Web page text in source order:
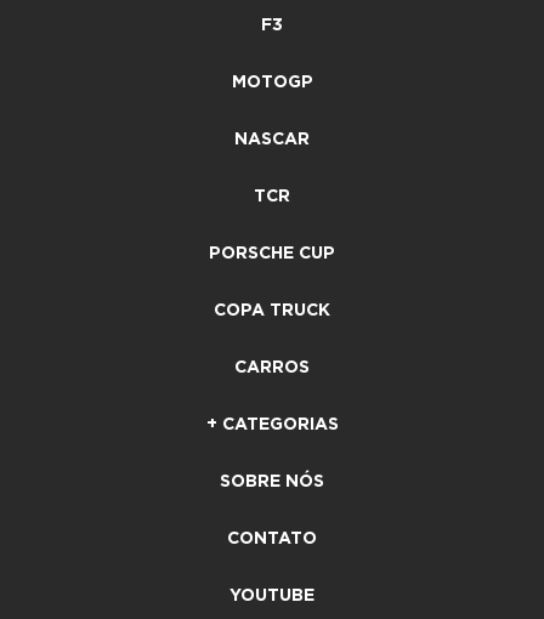
F3
MOTOGP
NASCAR
TCR
PORSCHE CUP
COPA TRUCK
CARROS
+ CATEGORIAS
SOBRE NÓS
CONTATO
YOUTUBE